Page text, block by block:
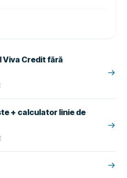
Viva Credit fără
+ calculator linie de